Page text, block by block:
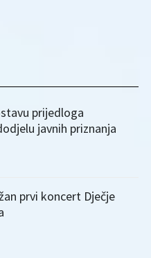
prijedloga
javnih priznanja
prvi koncert Dječje